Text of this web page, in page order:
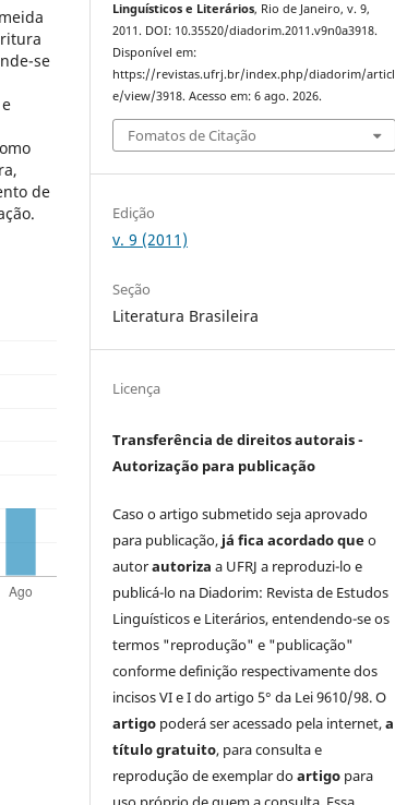
se
de
Linguísticos e Literários, Rio de Janeiro, v. 9,
2011. DOI: 10.35520/diadorim.2011.v9n0a3918.
Disponível em:
https://revistas.ufrj.br/index.php/diadorim/articl
e/view/3918. Acesso em: 6 ago. 2026.
Fomatos de Citação
Edição
v. 9 (2011)
Seção
Literatura Brasileira
Licença
Transferência de direitos autorais -
Autorização para publicação
Caso o artigo submetido seja aprovado
para publicação, já fica acordado queo
autorautoriza a UFRJ a reproduzi-lo e
publicá-lo na Diadorim: Revista de Estudos
Linguísticos e Literários, entendendo-se os
termos "reprodução" e "publicação"
conforme definição respectivamente dos
incisos VI e I do artigo 5° da Lei 9610/98. O
artigo poderá ser acessado pela internet,a
título gratuito, para consulta e
reprodução de exemplar doartigo para